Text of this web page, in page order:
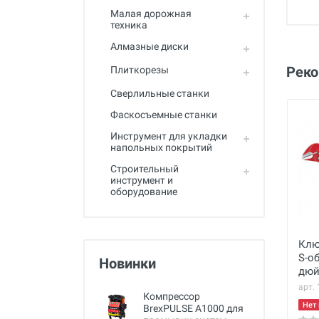
Малая дорожная
техника
Алмазные диски
Плиткорезы
Сверлильные станки
Фаскосъемные станки
Инструмент для укладки
напольных покрытий
Строительный
инструмент и
оборудование
Новинки
Компрессор
BrexPULSE A1000 для
S-
арт.
Нет